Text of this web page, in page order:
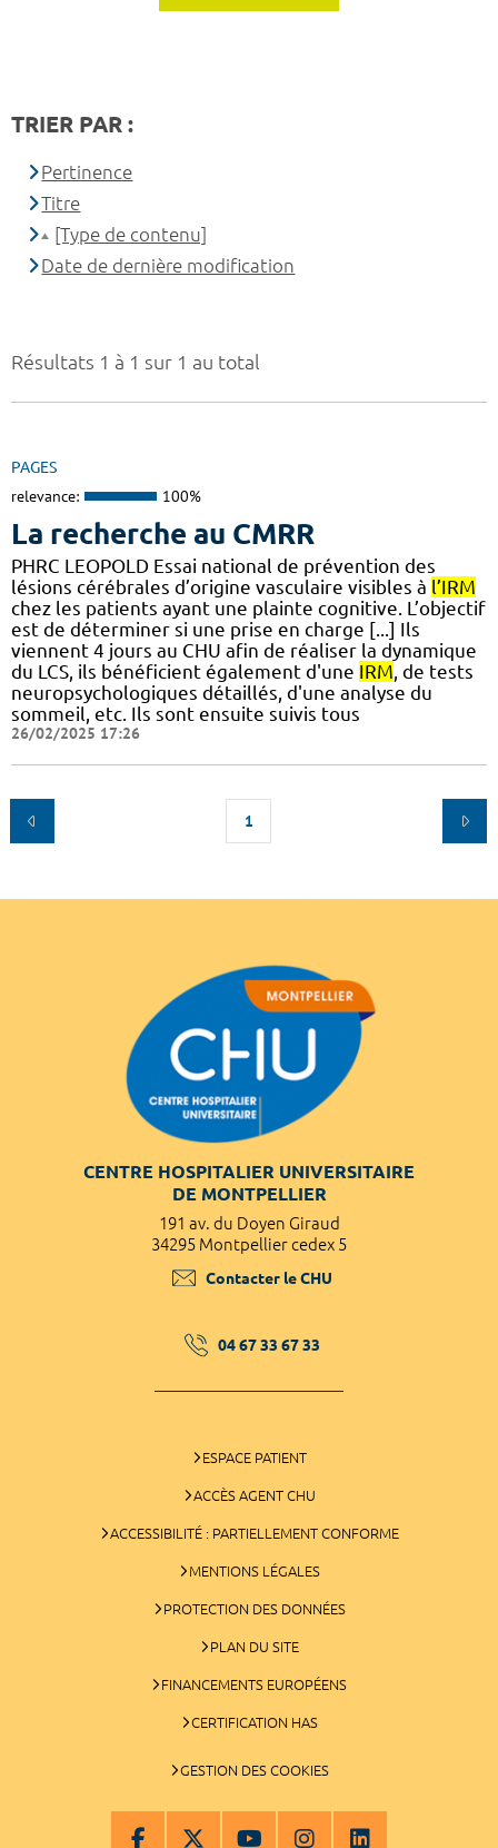
Résultats 1 à 1 sur 1 au total
PAGES
relevance: 100%
La recherche au CMRR
PHRC LEOPOLD Essai national de prévention des
lésions cérébrales d’origine vasculaire visibles à l’IRM
chez les patients ayant une plainte cognitive. L’objectif
est de déterminer si une prise en charge [...] Ils
viennent 4 jours au CHU afin de réaliser la dynamique
du LCS, ils bénéficient également d'une IRM , de tests
neuropsychologiques détaillés, d'une analyse du
sommeil, etc. Ils sont ensuite suivis tous
26/02/2025 17:26
1
TRIER PAR :
Pertinence
Titre
[Type de contenu]
Date de dernière modification
CENTRE HOSPITALIER UNIVERSITAIRE
DE MONTPELLIER
191 av. du Doyen Giraud
34295 Montpellier cedex 5
Contacter le CHU
04 67 33 67 33
ESPACE PATIENT
ACCÈS AGENT CHU
ACCESSIBILITÉ : PARTIELLEMENT CONFORME
MENTIONS LÉGALES
PROTECTION DES DONNÉES
PLAN DU SITE
FINANCEMENTS EUROPÉENS
CERTIFICATION HAS
GESTION DES COOKIES